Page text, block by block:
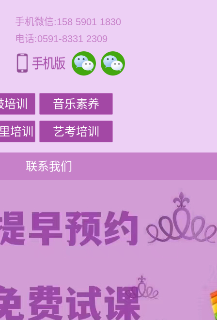
手机微信:158 5901 1830
电话:0591-8331 2309
训 音乐素养
培训 艺考培训
联系我们